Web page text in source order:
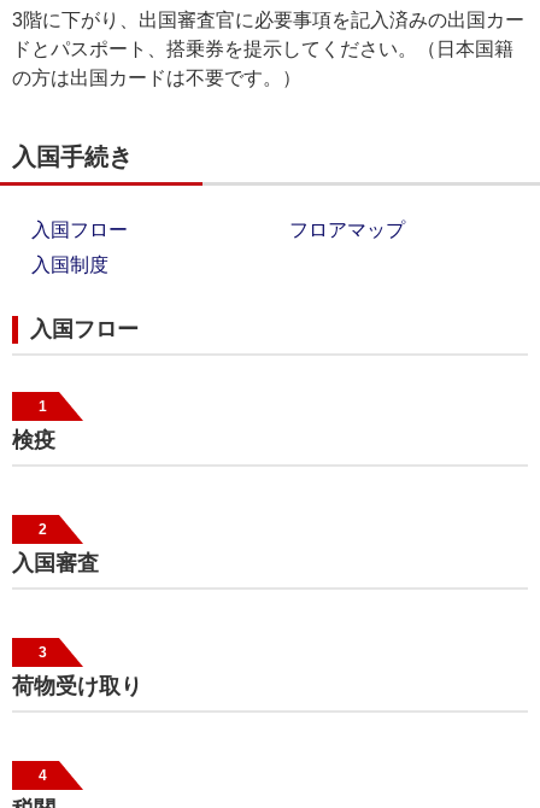
3階に下がり、出国審査官に必要事項を記入済みの出国カー
ドとパスポート、搭乗券を提示してください。（日本国籍
の方は出国カードは不要です。）
入国手続き
入国フロー
フロアマップ
入国制度
入国フロー
1
検疫
2
入国審査
3
荷物受け取り
4